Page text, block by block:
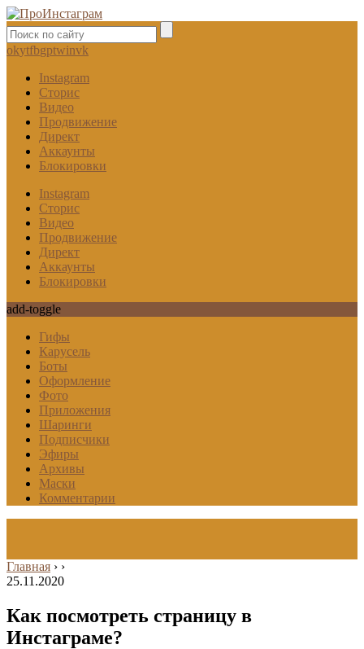
okytfbgptwinvk
Instagram
Сторис
Видео
Продвижение
Директ
Аккаунты
Блокировки
Instagram
Сторис
Видео
Продвижение
Директ
Аккаунты
Блокировки
add-toggle
Гифы
Карусель
Боты
Оформление
Фото
Приложения
Шаринги
Подписчики
Эфиры
Архивы
Маски
Комментарии
Главная › ›
25.11.2020
Как посмотреть страницу в
Инстаграме?